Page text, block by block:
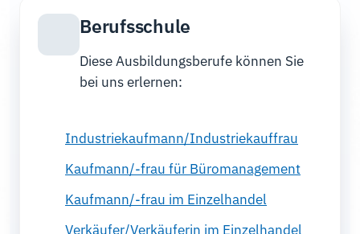
Berufsschule
Diese Ausbildungsberufe können Sie
bei uns erlernen:
Industriekaufmann/Industriekauffrau
Kaufmann/-frau für Büromanagement
Kaufmann/-frau im Einzelhandel
Verkäufer/Verkäuferin im Einzelhandel